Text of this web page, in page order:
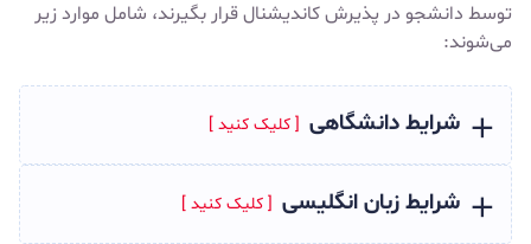
توسط دانشجو در پذیرش کاندیشنال قرار بگیرند، شامل موارد زیر
می‌شوند:
شرایط دانشگاهی
شرایط زبان انگلیسی